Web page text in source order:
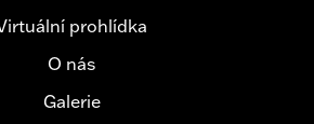
prohlídka
O nás
Galerie